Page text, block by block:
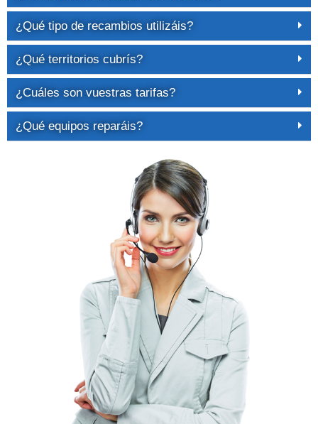
¿Qué tipo de recambios utilizáis?
¿Qué territorios cubrís?
¿Cuáles son vuestras tarifas?
¿Qué equipos reparáis?